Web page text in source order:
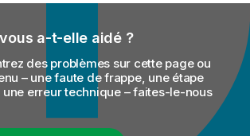
a-t-elle aidé ?
des problèmes sur cette page ou
– une faute de frappe, une étape
une erreur technique – faites-le-nous